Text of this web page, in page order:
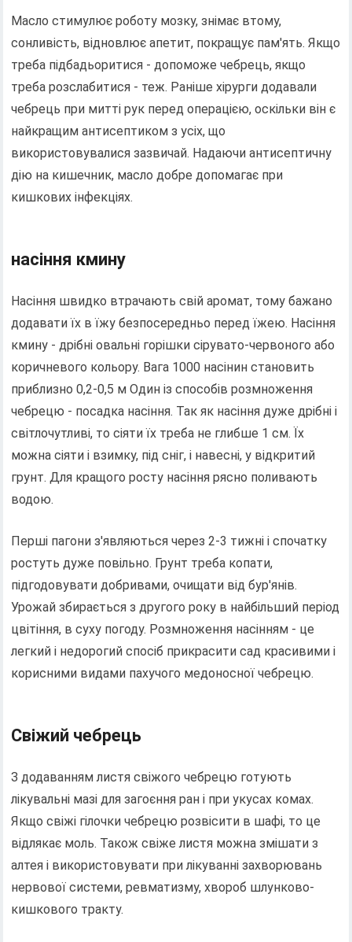
Масло стимулює роботу мозку, знімає втому,
сонливість, відновлює апетит, покращує пам'ять. Якщо
треба підбадьоритися - допоможе чебрець, якщо
треба розслабитися - теж. Раніше хірурги додавали
чебрець при митті рук перед операцією, оскільки він є
найкращим антисептиком з усіх, що
використовувалися зазвичай. Надаючи антисептичну
дію на кишечник, масло добре допомагає при
кишкових інфекціях.
насіння кмину
Насіння швидко втрачають свій аромат, тому бажано
додавати їх в їжу безпосередньо перед їжею. Насіння
кмину - дрібні овальні горішки сірувато-червоного або
коричневого кольору. Вага 1000 насінин становить
приблизно 0,2-0,5 м Один із способів розмноження
чебрецю - посадка насіння. Так як насіння дуже дрібні і
світлочутливі, то сіяти їх треба не глибше 1 см. Їх
можна сіяти і взимку, під сніг, і навесні, у відкритий
грунт. Для кращого росту насіння рясно поливають
водою.
Перші пагони з'являються через 2-3 тижні і спочатку
ростуть дуже повільно. Грунт треба копати,
підгодовувати добривами, очищати від бур'янів.
Урожай збирається з другого року в найбільший період
цвітіння, в суху погоду. Розмноження насінням - це
легкий і недорогий спосіб прикрасити сад красивими і
корисними видами пахучого медоносної чебрецю.
Свіжий чебрець
З додаванням листя свіжого чебрецю готують
лікувальні мазі для загоєння ран і при укусах комах.
Якщо свіжі гілочки чебрецю розвісити в шафі, то це
відлякає моль. Також свіже листя можна змішати з
алтея і використовувати при лікуванні захворювань
нервової системи, ревматизму, хвороб шлунково-
кишкового тракту.